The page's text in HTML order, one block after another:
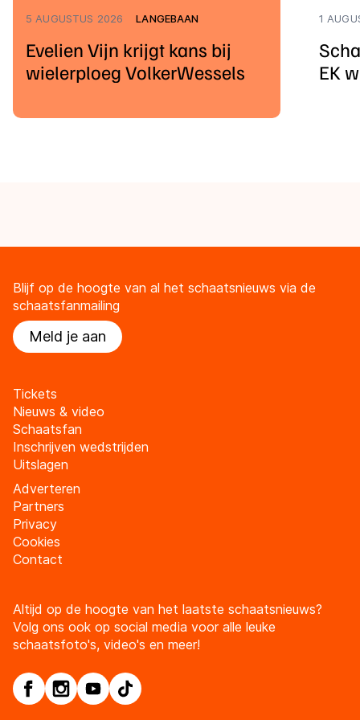
5 AUGUSTUS 2026 LANGEBAAN
Evelien Vijn krijgt kans bij
wielerploeg VolkerWessels
1
EK
Blijf op de hoogte van al het schaatsnieuws via de
schaatsfanmailing
Meld je aan
Tickets
Nieuws & video
Schaatsfan
Inschrijven wedstrijden
Uitslagen
Adverteren
Partners
Privacy
Cookies
Contact
Altijd op de hoogte van het laatste schaatsnieuws?
Volg ons ook op social media voor alle leuke
schaatsfoto's, video's en meer!